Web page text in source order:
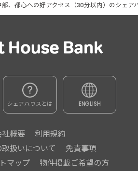
部、都心への好アクセス（30分以内）のシェア
シェアハウスとは ENGLISH
社概要
利用規約
扱いについて
免責事項
マップ 物件掲載ご希望の方